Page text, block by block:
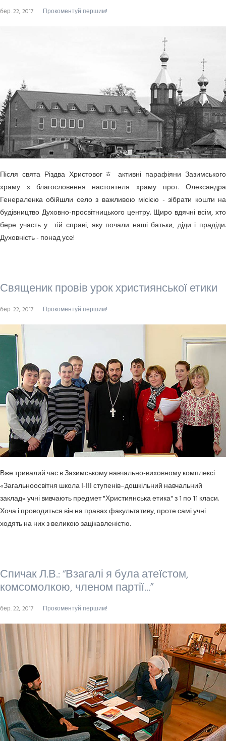
бер. 22, 2017 Прокоментуй першим!
Після свята Різдва Христовогﾾ активні парафіяни Зазимського
храму з благословення настоятеля храму прот. Олександра
Генераленка обійшли село з важливою місією - зібрати кошти на
будівництво Духовно-просвітницького центру. Щиро вдячні всім, хто
бере участь у тій справі, яку почали наші батьки, діди і прадіди.
Духовність - понад усе!
Священик провів урок християнської етики
бер. 22, 2017 Прокоментуй першим!
Вже тривалий час в Зазимському навчально-виховному комплексі
«Загальноосвітня школа І-ІІІ ступенів–дошкільний навчальний
заклад» учні вивчають предмет "Християнська етика" з 1 по 11 класи.
Хоча і проводиться він на правах факультативу, проте самі учні
ходять на них з великою зацікавленістю.
Спичак Л.В.: “Взагалі я була атеїстом,
комсомолкою, членом партії...”
бер. 22, 2017 Прокоментуй першим!